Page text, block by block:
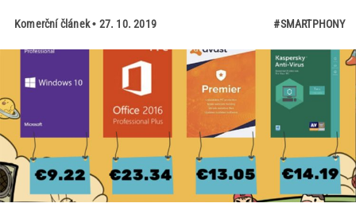
Komerční článek• 27. 10. 2019 #SMARTPHONY